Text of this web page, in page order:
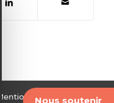
Nous soutenir
Mentions légales